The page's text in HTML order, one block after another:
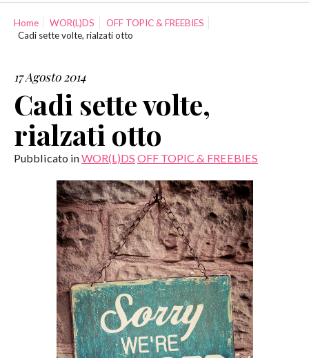
WOR(L)DS
COLLABORAZIONI
CONTATTI
Home WOR(L)DS
OFF TOPIC & FREEBIES
Cadi sette volte, rialzati otto
17 Agosto 2014
Cadi sette volte,
rialzati otto
Pubblicato inWOR(L)DS OFF TOPIC & FREEBIES